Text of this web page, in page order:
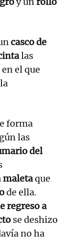
casco de
las
en el que
forma
las
del
maletaque
de ella.
regreso a
se deshizo
no ha